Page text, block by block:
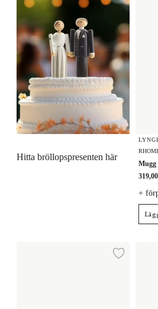
Hitta bröllopspresenten här
Mugg
+
Mugg med handtag 33 cl 2 st.
Lägg